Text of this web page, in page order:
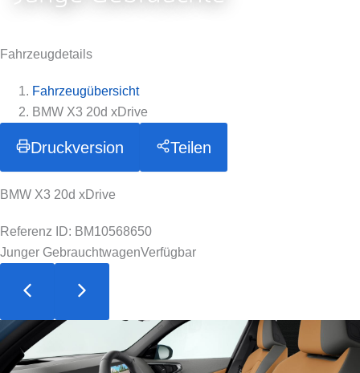
Fahrzeugdetails
Fahrzeugübersicht
BMW X3 20d xDrive
Druckversion Teilen
BMW X3 20d xDrive
Referenz ID: BM10568650
Junger GebrauchtwagenVerfügbar